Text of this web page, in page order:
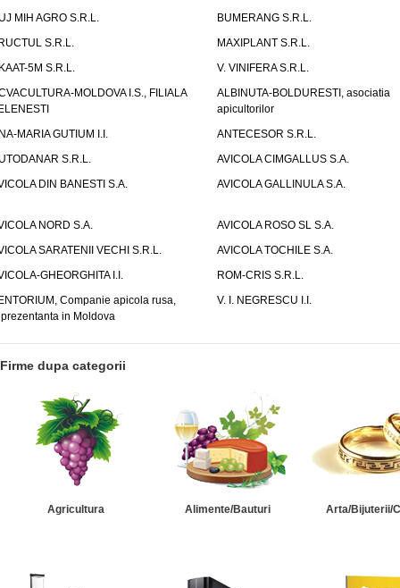
MIH AGRO S.R.L.
BUMERANG S.R.L.
S.R.L.
MAXIPLANT S.R.L.
5M S.R.L.
V. VINIFERA S.R.L.
MOLDOVA I.S., FILIALA
ALBINUTA-BOLDURESTI, asociatia
apicultorilor
MARIA GUTIUM I.I.
ANTECESOR S.R.L.
S.R.L.
AVICOLA CIMGALLUS S.A.
DIN BANESTI S.A.
AVICOLA GALLINULA S.A.
NORD S.A.
AVICOLA ROSO SL S.A.
SARATENII VECHI S.R.L.
AVICOLA TOCHILE S.A.
GHEORGHITA I.I.
ROM-CRIS S.R.L.
Companie apicola rusa,
in Moldova
V. I. NEGRESCU I.I.
Firme dupa categorii
Agricultura Alimente/Bauturi Arta/Bijuterii/